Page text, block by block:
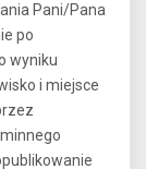
Pani/Pana
po
wyniku
i miejsce